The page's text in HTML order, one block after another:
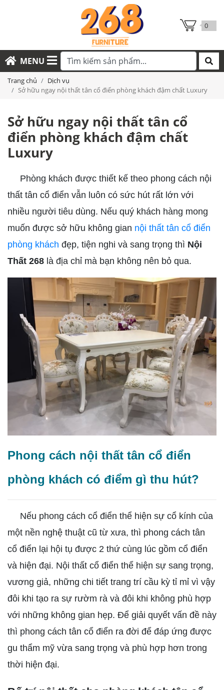
0
MENU
Trang chủ
Dịch vụ
Sở hữu ngay nội thất tân cổ điển phòng khách đậm chất Luxury
Sở hữu ngay nội thất tân cổ
điển phòng khách đậm chất
Luxury
Phòng khách được thiết kế theo phong cách nội
thất tân cổ điển vẫn luôn có sức hút rất lớn với
nhiều người tiêu dùng. Nếu quý khách hàng mong
muốn được sở hữu không gian nội thất tân cổ điển
phòng khách đẹp, tiện nghi và sang trọng thì Nội
Thất 268 là địa chỉ mà bạn không nên bỏ qua.
Phong cách nội thất tân cổ điển
phòng khách có điểm gì thu hút?
Nếu phong cách cổ điển thể hiện sự cổ kính của
một nền nghệ thuật cũ từ xưa, thì phong cách tân
cổ điển lại hội tụ được 2 thứ cùng lúc gồm cổ điển
và hiện đại. Nội thất cổ điển thể hiện sự sang trọng,
vương giả, những chi tiết trang trí cầu kỳ tỉ mỉ vì vậy
đôi khi tạo ra sự rườm rà và đôi khi không phù hợp
với những không gian hẹp. Để giải quyết vấn đề này
thì phong cách tân cổ điển ra đời để đáp ứng được
gu thẩm mỹ vừa sang trọng và phù hợp hơn trong
thời hiện đại.